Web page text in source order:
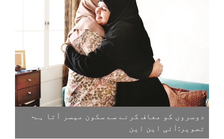
دوسروں کو معاف کرنے سے سکون میسر آتا ہے-
تصویر:آئی این این